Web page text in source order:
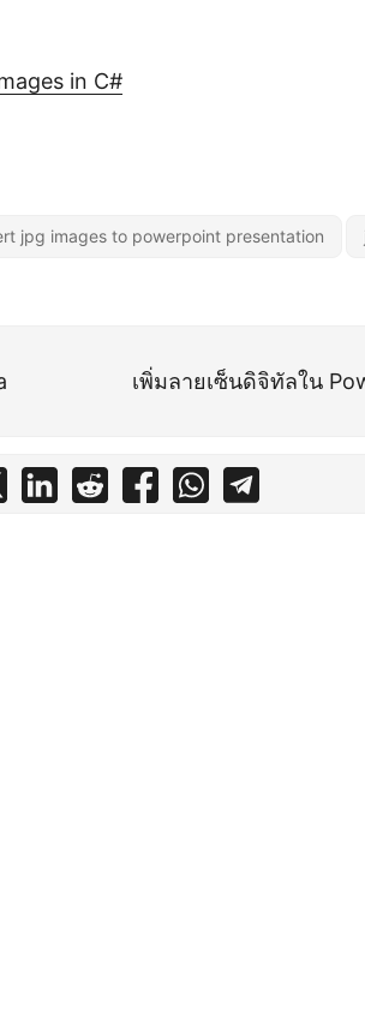
in C#
jpg images to powerpoint presentation
เพิ่มลายเซ็นดิจิทัลใน